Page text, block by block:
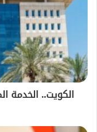
الكويت.. الخدمة